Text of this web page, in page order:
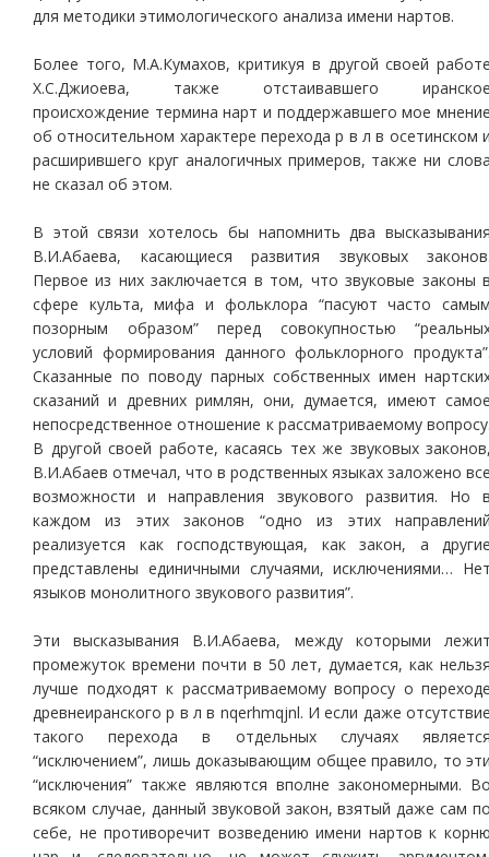
для методики этимологического анализа имени нартов.
Более того, М.А.Кумахов, критикуя в другой своей
Х.С.Джиоева, также отстаивавшего
происхождение термина нарт и поддержавшего мое
об относительном характере перехода р в л в осетинском
расширившего круг аналогичных примеров, также ни
не сказал об этом.
В этой связи хотелось бы напомнить два
В.И.Абаева, касающиеся развития звуковых
Первое из них заключается в том, что звуковые законы
сфере культа, мифа и фольклора “пасуют часто
позорным образом” перед совокупностью
условий формирования данного фольклорного
Сказанные по поводу парных собственных имен
сказаний и древних римлян, они, думается, имеют
непосредственное отношение к рассматриваемому
В другой своей работе, касаясь тех же звуковых
В.И.Абаев отмечал, что в родственных языках заложено
возможности и направления звукового развития. Но
каждом из этих законов “одно из этих
реализуется как господствующая, как закон, а
представлены единичными случаями, исключениями…
языков монолитного звукового развития”.
Эти высказывания В.И.Абаева, между которыми
промежуток времени почти в 50 лет, думается, как
лучше подходят к рассматриваемому вопросу о
древнеиранского р в л в nqerhmqjnl. И если даже
такого перехода в отдельных случаях
“исключением”, лишь доказывающим общее правило, то
“исключения” также являются вполне закономерными.
всяком случае, данный звуковой закон, взятый даже сам
себе, не противоречит возведению имени нартов к